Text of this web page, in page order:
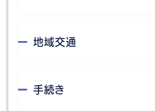
地域交通
手続き